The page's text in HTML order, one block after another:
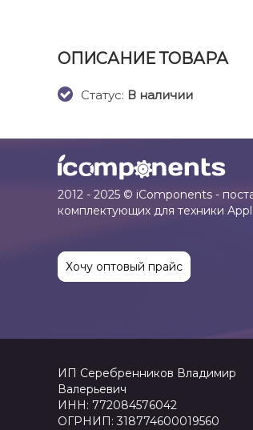
ОПИСАНИЕ ТОВАРА
Cтатус: В наличии
2012 - 2025 © iComponents -
комплектующих для техники
Хочу оптовый прайс
ИП Серебренников Владимир
Валерьевич
ИНН: 772084576042
ОГРНИП: 318774600019560